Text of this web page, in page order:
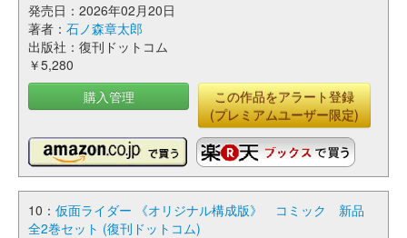
発売日：2026年02月20日
著者： 石ノ森章太郎
出版社：復刊ドットコム
￥5,280
購入管理
この作品をアラート登録
(プレミアムユーザー限定)
10： 仮面ライダー 《オリジナル構成版》 コミック 新品
全2巻セット (復刊ドットコム)